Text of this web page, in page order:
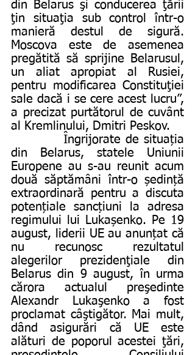
din Belarus şi conducerea ţării
ţin situaţia sub control într-o
manieră destul de sigură.
Moscova este de asemenea
pregătită să sprijine Belarusul,
un aliat apropiat al Rusiei,
pentru modificarea Constituţiei
sale dacă i se cere acest lucru”,
a precizat purtătorul de cuvânt
al Kremlinului, Dmitri Peskov.
           Îngrijorate de situația
din Belarus, statele Uniunii
Europene au s-au reunit acum
două săptămâni într-o ședință
extraordinară pentru a discuta
potențiale sancțiuni la adresa
regimului lui Lukașenko. Pe 19
august, liderii UE au anunțat că
nu recunosc rezultatul
alegerilor prezidenţiale din
Belarus din 9 august, în urma
cărora actualul preşedinte
Alexandr Lukaşenko a fost
proclamat câştigător. Mai mult,
dând asigurări că UE este
alături de poporul acestei ţări,